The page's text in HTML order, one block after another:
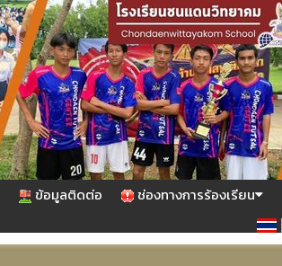
ข้อมูลติดต่อ ช่องทางการร้องเรียน